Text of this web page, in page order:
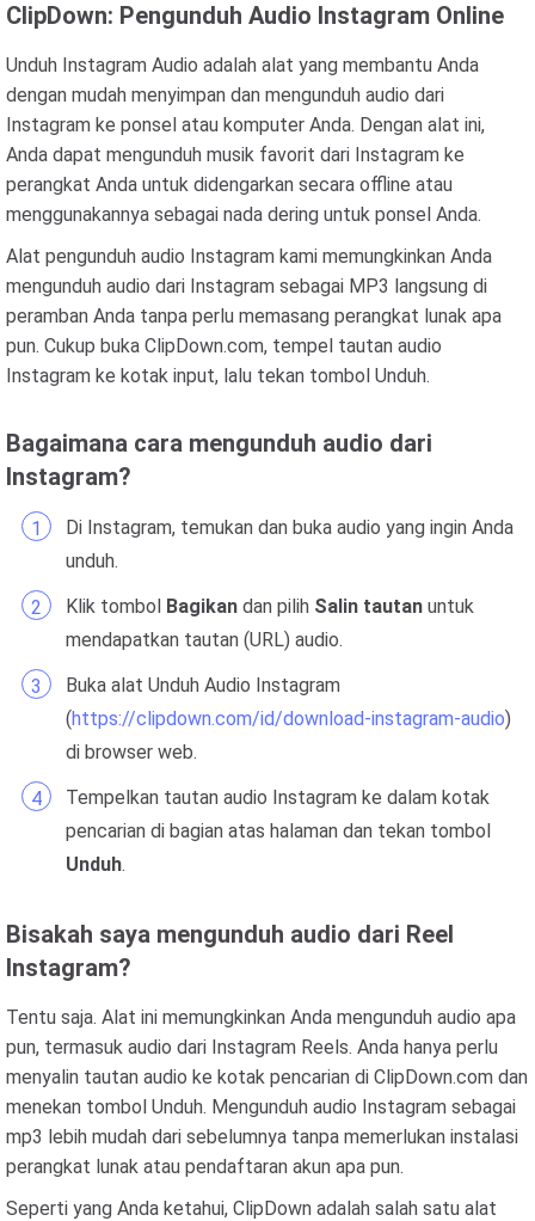
ClipDown: Pengunduh Audio Instagram Online
Unduh Instagram Audio adalah alat yang membantu Anda
dengan mudah menyimpan dan mengunduh audio dari
Instagram ke ponsel atau komputer Anda. Dengan alat ini,
Anda dapat mengunduh musik favorit dari Instagram ke
perangkat Anda untuk didengarkan secara offline atau
menggunakannya sebagai nada dering untuk ponsel Anda.
Alat pengunduh audio Instagram kami memungkinkan Anda
mengunduh audio dari Instagram sebagai MP3 langsung di
peramban Anda tanpa perlu memasang perangkat lunak apa
pun. Cukup buka ClipDown.com, tempel tautan audio
Instagram ke kotak input, lalu tekan tombol Unduh.
Bagaimana cara mengunduh audio dari
Instagram?
Di Instagram, temukan dan buka audio yang ingin Anda
unduh.
Klik tombol Bagikan dan pilih Salin tautan untuk
mendapatkan tautan (URL) audio.
Buka alat Unduh Audio Instagram
(https://clipdown.com/id/download-instagram-audio)
di browser web.
Tempelkan tautan audio Instagram ke dalam kotak
pencarian di bagian atas halaman dan tekan tombol
Unduh.
Bisakah saya mengunduh audio dari Reel
Instagram?
Tentu saja. Alat ini memungkinkan Anda mengunduh audio apa
pun, termasuk audio dari Instagram Reels. Anda hanya perlu
menyalin tautan audio ke kotak pencarian di ClipDown.com dan
menekan tombol Unduh. Mengunduh audio Instagram sebagai
mp3 lebih mudah dari sebelumnya tanpa memerlukan instalasi
perangkat lunak atau pendaftaran akun apa pun.
Seperti yang Anda ketahui, ClipDown adalah salah satu alat